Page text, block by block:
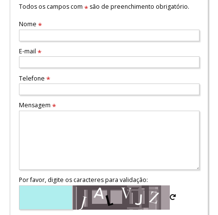
Todos os campos com *são de preenchimento obrigatório.
Nome *
E-mail *
Telefone *
Mensagem *
Por favor, digite os caracteres para validação: